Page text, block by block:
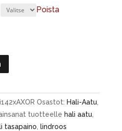
Poista
Osastot: Hali-Aatu
tuotteelle hali aatu
tasapaino lindroos